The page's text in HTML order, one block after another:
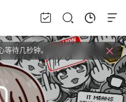
体请百度
待几秒钟。
具体请百度